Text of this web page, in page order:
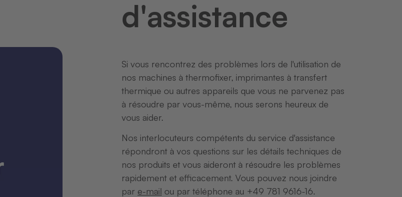
d'assistance
Si vous rencontrez des problèmes lors de l'utilisation de
nos machines à thermofixer, imprimantes à transfert
thermique ou autres appareils que vous ne parvenez pas
à résoudre par vous-même, nous serons heureux de
vous aider.
Nos interlocuteurs compétents du service d'assistance
répondront à vos questions sur les détails techniques de
nos produits et vous aideront à résoudre les problèmes
rapidement et efficacement. Vous pouvez nous joindre
par e-mail ou par téléphone au +49 781 9616-16.